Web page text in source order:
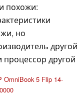
похожи:
но
другой
процессор другой
OmniBook 5 Flip 14-